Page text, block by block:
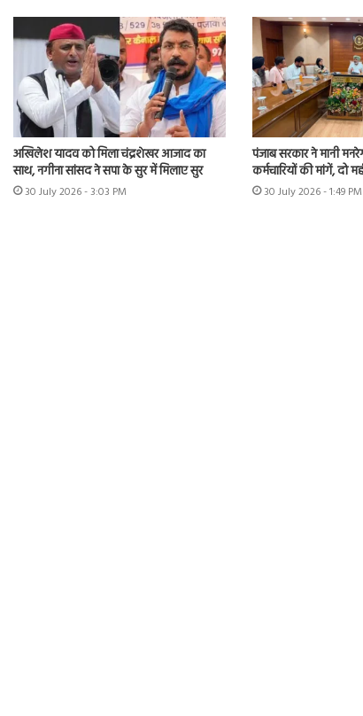
अखिलेश यादव को मिला चंद्रशेखर आजाद का
साथ, नगीना सांसद ने सपा के सुर में मिलाए सुर
30 July 2026 - 3:03 PM
पंजाब सरकार ने मानी
कर्मचारियों की मांगें, दो
30 July 2026 - 1:49 PM